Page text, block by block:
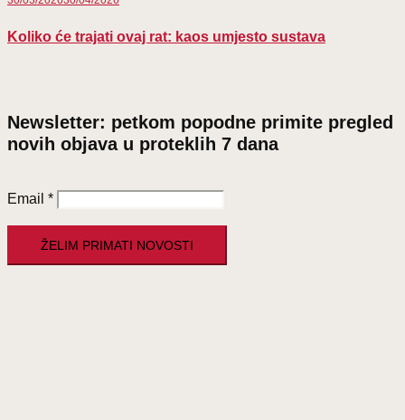
Koliko će trajati ovaj rat: kaos umjesto sustava
Newsletter: petkom popodne primite pregled
novih objava u proteklih 7 dana
Email *